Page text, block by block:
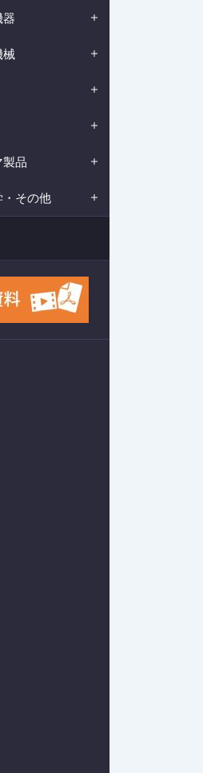
械
製品
その他